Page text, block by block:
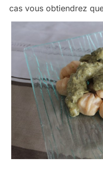
cas vous obtiendrez